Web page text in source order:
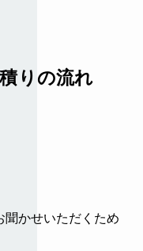
りの流れ
聞かせいただくため